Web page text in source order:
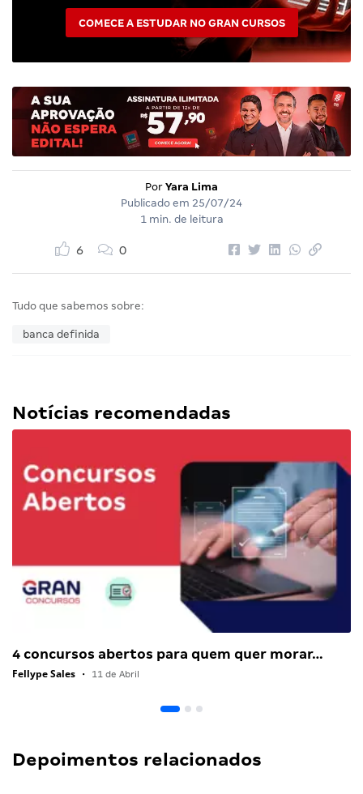
COMECE A ESTUDAR NO GRAN CURSOS
Por Yara Lima
Publicado em 25/07/24
1 min. de leitura
6 0
Tudo que sabemos sobre:
banca definida
Notícias recomendadas
4 concursos abertos para quem quer morar…
Fellype Sales • 11 de Abril
Depoimentos relacionados